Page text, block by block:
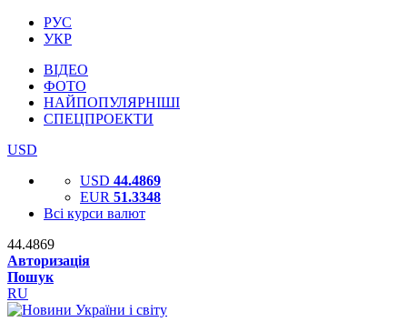
РУС
УКР
ВІДЕО
ФОТО
НАЙПОПУЛЯРНІШІ
СПЕЦПРОЕКТИ
USD
USD 44.4869
EUR 51.3348
Всі курси валют
44.4869
Авторизація
Пошук
RU